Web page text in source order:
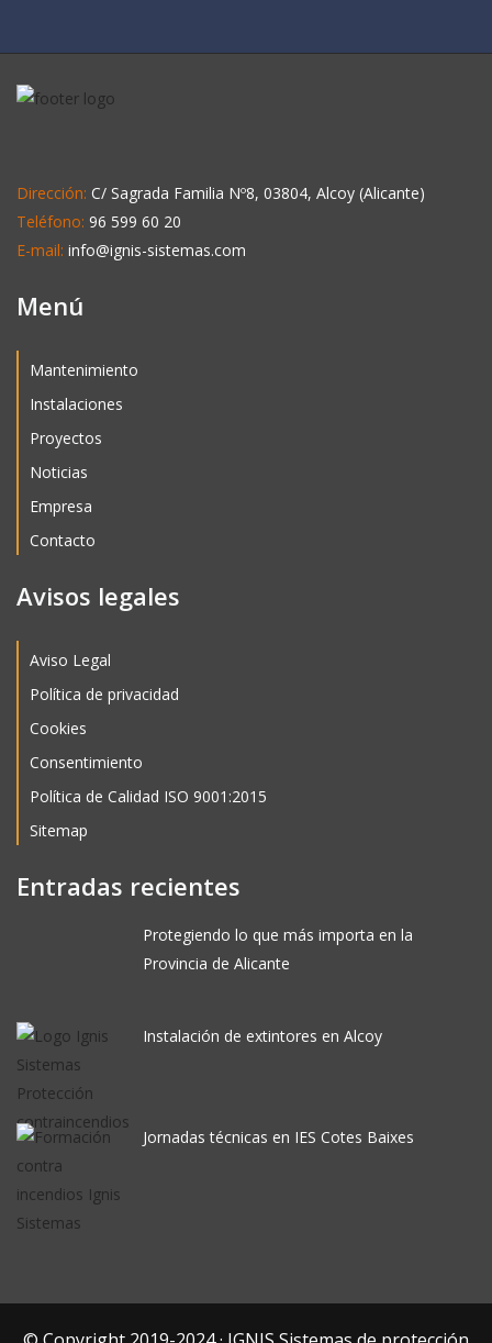
Dirección: C/ Sagrada Familia Nº8, 03804, Alcoy (Alicante)
Teléfono: 96 599 60 20
E-mail: info@ignis-sistemas.com
Menú
Mantenimiento
Instalaciones
Proyectos
Noticias
Empresa
Contacto
Avisos legales
Aviso Legal
Política de privacidad
Cookies
Consentimiento
Política de Calidad ISO 9001:2015
Sitemap
Entradas recientes
Protegiendo lo que más importa en la
Provincia de Alicante
Instalación de extintores en Alcoy
Jornadas técnicas en IES Cotes Baixes